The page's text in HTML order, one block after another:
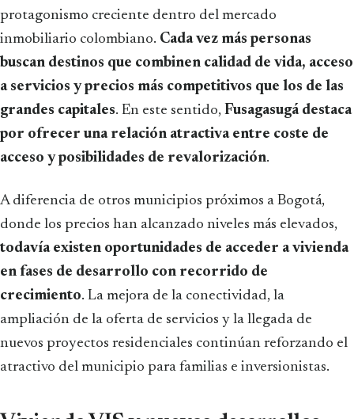
protagonismo creciente dentro del mercado
inmobiliario colombiano. Cada vez más personas
buscan destinos que combinen calidad de vida, acceso
a servicios y precios más competitivos que los de las
grandes capitales. En este sentido, Fusagasugá destaca
por ofrecer una relación atractiva entre coste de
acceso y posibilidades de revalorización.
A diferencia de otros municipios próximos a Bogotá,
donde los precios han alcanzado niveles más elevados,
todavía existen oportunidades de acceder a vivienda
en fases de desarrollo con recorrido de
crecimiento. La mejora de la conectividad, la
ampliación de la oferta de servicios y la llegada de
nuevos proyectos residenciales continúan reforzando el
atractivo del municipio para familias e inversionistas.